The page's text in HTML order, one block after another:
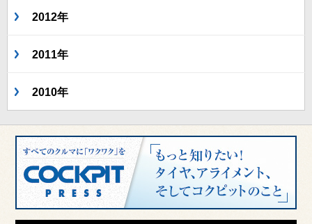
2012年
2011年
2010年